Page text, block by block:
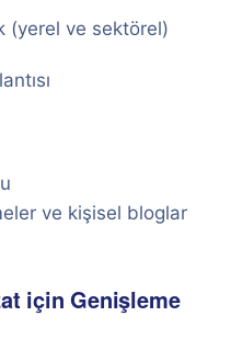
(yerel ve sektörel)
ve kişisel bloglar
için Genişleme